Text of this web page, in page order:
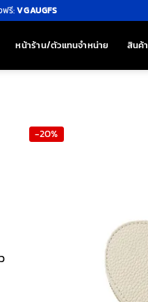
ฟรี:VGAUGFS
หน้าร้าน/ตัวแทนจำหน่าย สินค้
-20%